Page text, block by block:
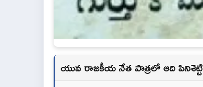
యువ రాజకీయ నేత పాత్రలో ఆది పినిశెట్టి